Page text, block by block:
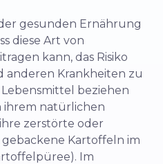
gesunden Ernährung
diese Art von
kann, das Risiko
anderen Krankheiten zu
beziehen
ihrem natürlichen
zerstörte oder
Kartoffeln im
Im